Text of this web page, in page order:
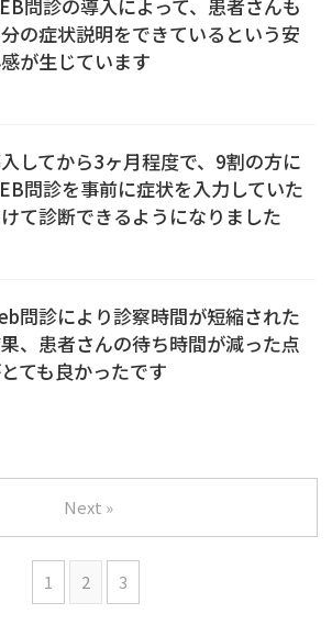
問診の導入によって、患者さんも
の症状説明をできているという安
が生じています
してから3ヶ月程度で、9割の方に
問診を事前に症状を入力していた
て診断できるようになりました
問診により診察時間が短縮された
、患者さんの待ち時間が減った点
ても良かったです
1 2 3
Next »